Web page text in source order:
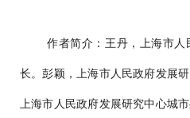
作者简介：王丹，上海市
长。彭颖，上海市人民政府发展
上海市人民政府发展研究中心城